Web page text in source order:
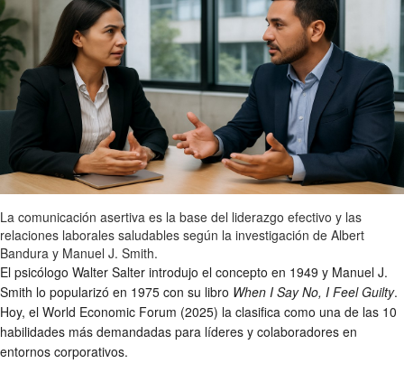
La comunicación asertiva es la base del liderazgo efectivo y las
relaciones laborales saludables según la investigación de Albert
Bandura y Manuel J. Smith.
El psicólogo Walter Salter introdujo el concepto en 1949 y Manuel J.
Smith lo popularizó en 1975 con su libro When I Say No, I Feel Guilty.
Hoy, el World Economic Forum (2025) la clasifica como una de las 10
habilidades más demandadas para líderes y colaboradores en
entornos corporativos.